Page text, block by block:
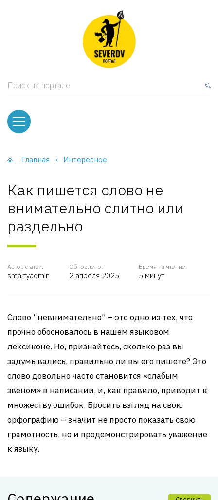
Поиск на портале
Главная Интересное
Как пишется слово не
внимательно слитно или
раздельно
Автор статьи:
smartyadmin
Обновлено:
2 апреля 2025
Время на чтение:
5 минут
Слово “невнимательно” – это одно из тех, что
прочно обосновалось в нашем языковом
лексиконе. Но, признайтесь, сколько раз вы
задумывались, правильно ли вы его пишете? Это
слово довольно часто становится «слабым
звеном» в написании, и, как правило, приводит к
множеству ошибок. Бросить взгляд на свою
орфографию – значит не просто показать свою
грамотность, но и продемонстрировать уважение
к языку.
и тумбы